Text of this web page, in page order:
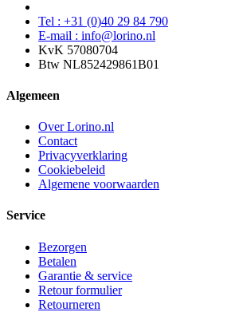
Tel : +31 (0)40 29 84 790
E-mail : info@lorino.nl
KvK 57080704
Btw NL852429861B01
Algemeen
Over Lorino.nl
Contact
Privacyverklaring
Cookiebeleid
Algemene voorwaarden
Service
Bezorgen
Betalen
Garantie & service
Retour formulier
Retourneren